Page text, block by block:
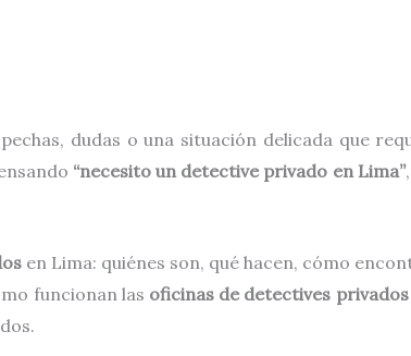
dudas o una situación delicada que
“necesito un detective privado en Lima”
en Lima: quiénes son, qué hacen, cómo
funcionan las oficinas de detectives